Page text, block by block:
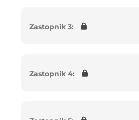
Zastopnik 3:
Zastopnik 4: